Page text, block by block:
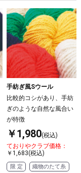
手紡ぎ風Sウール
比較的コシがあり、手紡
ぎのような自然な風合い
が特徴
￥1,980(税込)
ておりやクラブ価格：
￥1,683(税込)
限 定 織物のたて糸